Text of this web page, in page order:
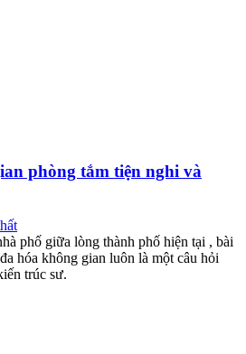
phòng tắm tiện nghi và
phố giữa lòng thành phố hiện tại , bài
hóa không gian luôn là một câu hỏi
trúc sư.